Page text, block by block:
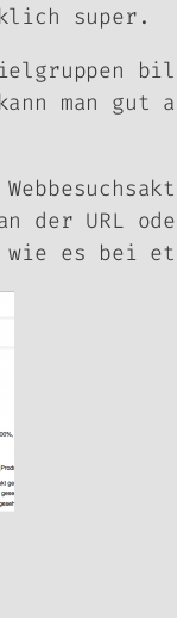
super.
man
der URL
wie es bei